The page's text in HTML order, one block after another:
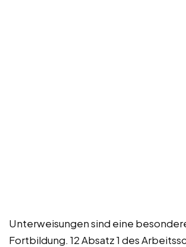
Unterweisungen sind eine
Fortbildung. 12 Absatz 1 des